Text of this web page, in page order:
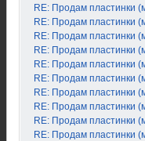
RE: Продам пластинки
RE: Продам пластинки
RE: Продам пластинки
RE: Продам пластинки
RE: Продам пластинки
RE: Продам пластинки
RE: Продам пластинки
RE: Продам пластинки
RE: Продам пластинки
RE: Продам пластинки